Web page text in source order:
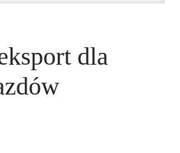
dla